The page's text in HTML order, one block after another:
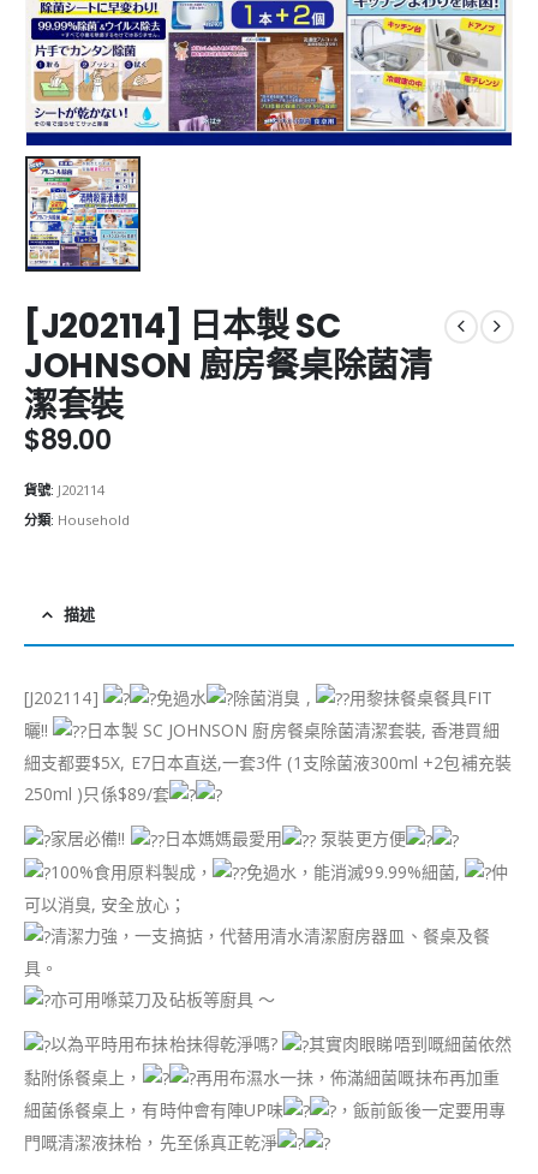
[J202114] 日本製 SC
JOHNSON 廚房餐桌除菌清
潔套裝
$89.00
貨號: J202114
分類: Household
描述
[J202114] 免過水 除菌消臭 ,
用黎抺餐桌餐具FIT
曬!!
日本製 SC JOHNSON 廚房餐桌除菌清潔套裝, 香港買細
細支都要$5X, E7日本直送,一套3件 (1支除菌液300ml +2包補充裝
250ml )只係$89/套
家居必備!!
日本媽媽最愛用
泵裝更方便
100%食用原料製成，
免過水，能消滅99.99%細菌,
仲
可以消臭, 安全放心；
清潔力強，一支搞掂，代替用清水清潔廚房器皿、餐桌及餐
具。
亦可用喺菜刀及砧板等廚具 ～
以為平時用布抺枱抺得乾淨嗎?
其實肉眼睇唔到嘅細菌依然
黏附係餐桌上，
再用布濕水一抺，佈滿細菌嘅抺布再加重
細菌係餐桌上，有時仲會有陣UP味
，飯前飯後一定要用專
門嘅清潔液抺枱，先至係真正乾淨